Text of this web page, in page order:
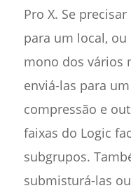
Pro X. Se
para um local, ou
mono dos vários
enviá-las para
compressão e
faixas do Logic
subgrupos.
submisturá-las